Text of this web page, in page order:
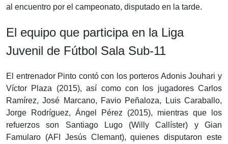
al encuentro por el campeonato, disputado en la tarde.
El equipo que participa en la Liga
Juvenil de Fútbol Sala Sub-11
El entrenador Pinto contó con los porteros Adonis Jouhari y
Víctor Plaza (2015), así como con los jugadores Carlos
Ramírez, José Marcano, Favio Peñaloza, Luis Caraballo,
Jorge Rodríguez, Ángel Pérez (2015), mientras que los
refuerzos son Santiago Lugo (Willy Callíster) y Gian
Famularo (AFI Jesús Clemant), quienes disputaron este